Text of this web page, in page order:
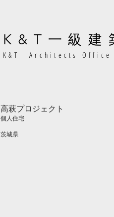
K&T 一級建
K&T Architects Office
高萩プロジェクト
個人住宅
茨城県